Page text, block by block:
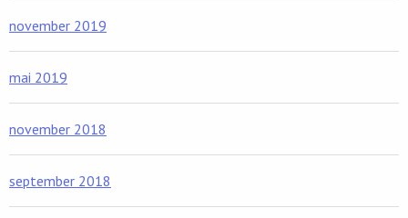
november 2019
mai 2019
november 2018
september 2018